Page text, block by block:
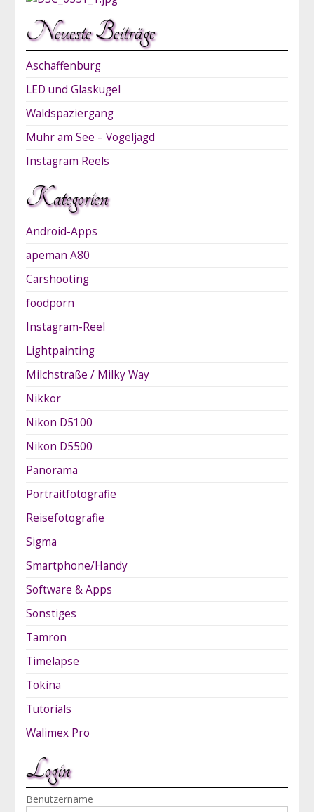
Neueste Beiträge
Aschaffenburg
LED und Glaskugel
Waldspaziergang
Muhr am See – Vogeljagd
Instagram Reels
Kategorien
Android-Apps
apeman A80
Carshooting
foodporn
Instagram-Reel
Lightpainting
Milchstraße / Milky Way
Nikkor
Nikon D5100
Nikon D5500
Panorama
Portraitfotografie
Reisefotografie
Sigma
Smartphone/Handy
Software & Apps
Sonstiges
Tamron
Timelapse
Tokina
Tutorials
Walimex Pro
Login
Benutzername